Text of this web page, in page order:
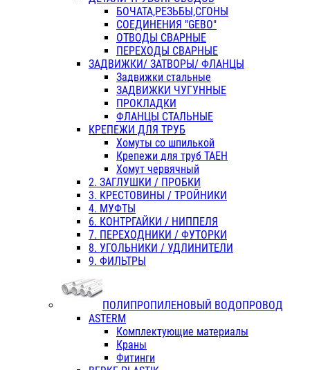
БОЧАТА,РЕЗЬБЫ,СГОНЫ
СОЕДИНЕНИЯ "GEBO"
ОТВОДЫ СВАРНЫЕ
ПЕРЕХОДЫ СВАРНЫЕ
ЗАДВИЖКИ/ ЗАТВОРЫ/ ФЛАНЦЫ
Задвижки стальные
ЗАДВИЖКИ ЧУГУННЫЕ
ПРОКЛАДКИ
ФЛАНЦЫ СТАЛЬНЫЕ
КРЕПЕЖИ ДЛЯ ТРУБ
Хомуты со шпилькой
Крепежи для труб ТАЕН
Хомут червячный
2. ЗАГЛУШКИ / ПРОБКИ
3. КРЕСТОВИНЫ / ТРОЙНИКИ
4. МУФТЫ
6. КОНТРГАЙКИ / НИППЕЛЯ
7. ПЕРЕХОДНИКИ / ФУТОРКИ
8. УГОЛЬНИКИ / УДЛИНИТЕЛИ
9. ФИЛЬТРЫ
ПОЛИПРОПИЛЕНОВЫЙ ВОДОПРОВОД
ASTERM
Комплектующие материалы
Краны
Фитинги